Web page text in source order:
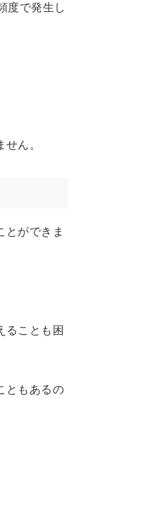
度で発生し
ん。
とができま
ることも困
ともあるの